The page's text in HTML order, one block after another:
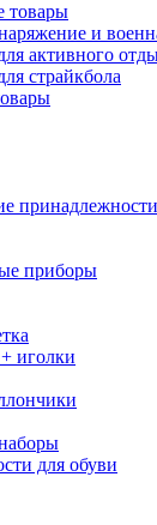
товары
и
активного
страйкбола
принадлежности
приборы
иголки
для обуви